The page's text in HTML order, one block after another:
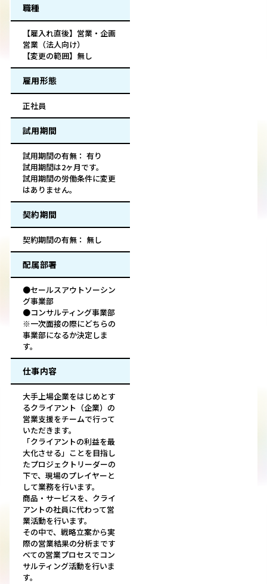
職種
【雇入れ直後】営業・企画
営業（法人向け）
【変更の範囲】無し
雇用形態
正社員
試用期間
試用期間の有無： 有り
試用期間は2ヶ月です。
試用期間の労働条件に変更
はありません。
契約期間
契約期間の有無： 無し
配属部署
●セールスアウトソーシン
グ事業部
●コンサルティング事業部
※一次面接の際にどちらの
事業部になるか決定しま
す。
仕事内容
大手上場企業をはじめとす
るクライアント（企業）の
営業支援をチームで行って
いただきます。
「クライアントの利益を最
大化させる」ことを目指し
たプロジェクトリーダーの
下で、現場のプレイヤーと
して業務を行います。
商品・サービスを、クライ
アントの社員に代わって営
業活動を行います。
その中で、戦略立案から実
際の営業結果の分析まです
べての営業プロセスでコン
サルティング活動を行いま
す。